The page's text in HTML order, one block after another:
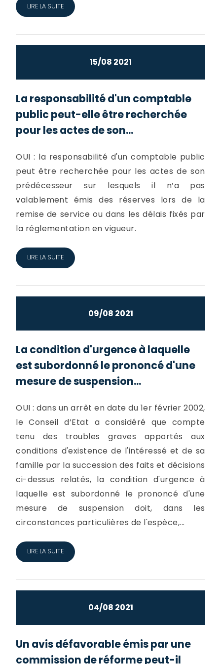
LIRE LA SUITE
15/08 2021
La responsabilité d'un comptable
public peut-elle être recherchée
pour les actes de son...
OUI : la responsabilité d'un comptable public
peut être recherchée pour les actes de son
prédécesseur sur lesquels il n’a pas
valablement émis des réserves lors de la
remise de service ou dans les délais fixés par
la réglementation en vigueur.
LIRE LA SUITE
09/08 2021
La condition d'urgence à laquelle
est subordonné le prononcé d'une
mesure de suspension...
OUI : dans un arrêt en date du 1er février 2002,
le Conseil d’Etat a considéré que compte
tenu des troubles graves apportés aux
conditions d'existence de l'intéressé et de sa
famille par la succession des faits et décisions
ci-dessus relatés, la condition d'urgence à
laquelle est subordonné le prononcé d'une
mesure de suspension doit, dans les
circonstances particulières de l'espèce,...
LIRE LA SUITE
04/08 2021
Un avis défavorable émis par une
commission de réforme peut-il